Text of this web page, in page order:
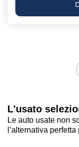
L'usato
Le auto usate non
l’alternativa